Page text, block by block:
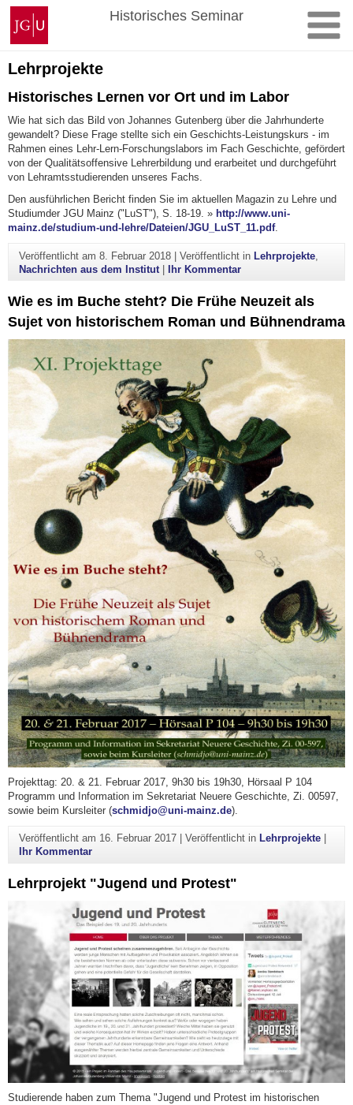
Zum
Inhalt
springen
Johannes
Gutenberg-
Universität
Mainz
Historisches Seminar
Lehrprojekte
Historisches Lernen vor Ort und im Labor
Wie hat sich das Bild von Johannes Gutenberg über die Jahrhunderte
gewandelt? Diese Frage stellte sich ein Geschichts-Leistungskurs - im
Rahmen eines Lehr-Lern-Forschungslabors im Fach Geschichte, gefördert
von der Qualitätsoffensive Lehrerbildung und erarbeitet und durchgeführt
von Lehramtsstudierenden unseres Fachs.
Den ausführlichen Bericht finden Sie im aktuellen Magazin zu Lehre und
Studiumder JGU Mainz ("LuST"), S. 18-19. » http://www.uni-
mainz.de/studium-und-lehre/Dateien/JGU_LuST_11.pdf.
Veröffentlicht am 8. Februar 2018| Veröffentlicht in Lehrprojekte,
Nachrichten aus dem Institut| Ihr Kommentarzu Historisches
Wie es im Buche steht? Die Frühe Neuzeit als
Sujet von historischem Roman und Bühnendrama
Projekttag: 20. & 21. Februar 2017, 9h30 bis 19h30, Hörsaal P 104
Programm und Information im Sekretariat Neuere Geschichte, Zi. 00597,
sowie beim Kursleiter (schmidjo@uni-mainz.de).
Veröffentlicht am 16. Februar 2017| Veröffentlicht in Lehrprojekte|
Ihr Kommentarzu Wie es im Buche steht? Die Frühe Neuzeit als
Lehrprojekt "Jugend und Protest"
Studierende haben zum Thema "Jugend und Protest im historischen